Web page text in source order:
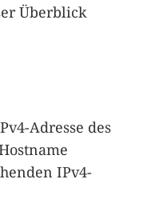
Überblick
Adresse des
IPv4-